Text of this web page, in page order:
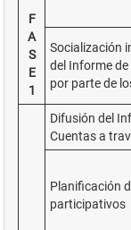
F
A
S
E
1
Socialización
del Informe
por parte de
Difusión del
Cuentas a
Planificación
participativos